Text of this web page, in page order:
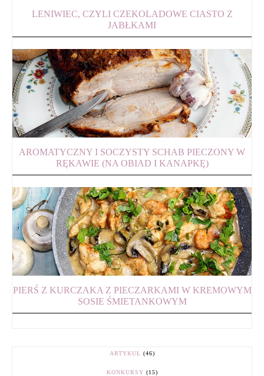
LENIWIEC, CZYLI CZEKOLADOWE CIASTO Z
JABŁKAMI
AROMATYCZNY I SOCZYSTY SCHAB PIECZONY W
RĘKAWIE (NA OBIAD I KANAPKĘ)
PIERŚ Z KURCZAKA Z PIECZARKAMI W KREMOWYM
SOSIE ŚMIETANKOWYM
ARTYKUŁ (46)
KONKURSY (15)